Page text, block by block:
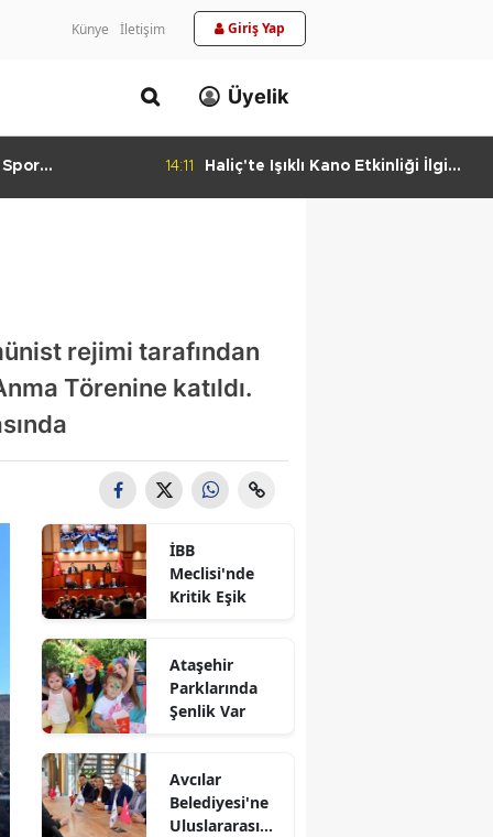
Künye İletişim Giriş Yap
Üyelik
14:11
Haliç'te Işıklı Kano Etkinliği İlgi
rejimi tarafından
Törenine katıldı.
İBB
Meclisi'nde
Kritik Eşik
Ataşehir
Parklarında
Şenlik Var
Avcılar
Belediyesi'ne
Uluslararası